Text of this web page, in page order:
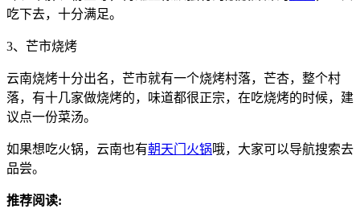
吃下去，十分满足。
3、芒市烧烤
云南烧烤十分出名，芒市就有一个烧烤村落，芒杏，整个村
落，有十几家做烧烤的，味道都很正宗，在吃烧烤的时候，建
议点一份菜汤。
如果想吃火锅，云南也有朝天门火锅哦，大家可以导航搜索去
品尝。
推荐阅读: